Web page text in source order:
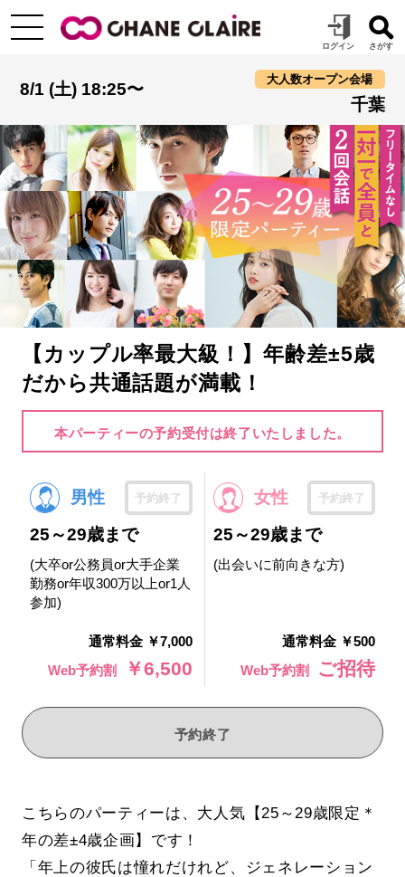
8/1 (土) 18:25〜
大人数オープン会場
千葉
【カップル率最大級！】年齢差±5歳
だから共通話題が満載！
本パーティーの予約受付は終了いたしました。
男性 予約終了
25～29歳まで
(大卒or公務員or大手企業
勤務or年収300万以上or1人
参加)
通常料金 ￥7,000
Web予約割
￥6,500
女性 予約終了
25～29歳まで
(出会いに前向きな方)
通常料金 ￥500
Web予約割
ご招待
予約終了
こちらのパーティーは、大人気【25～29歳限定＊
年の差±4歳企画】です！
「年上の彼氏は憧れだけれど、ジェネレーション